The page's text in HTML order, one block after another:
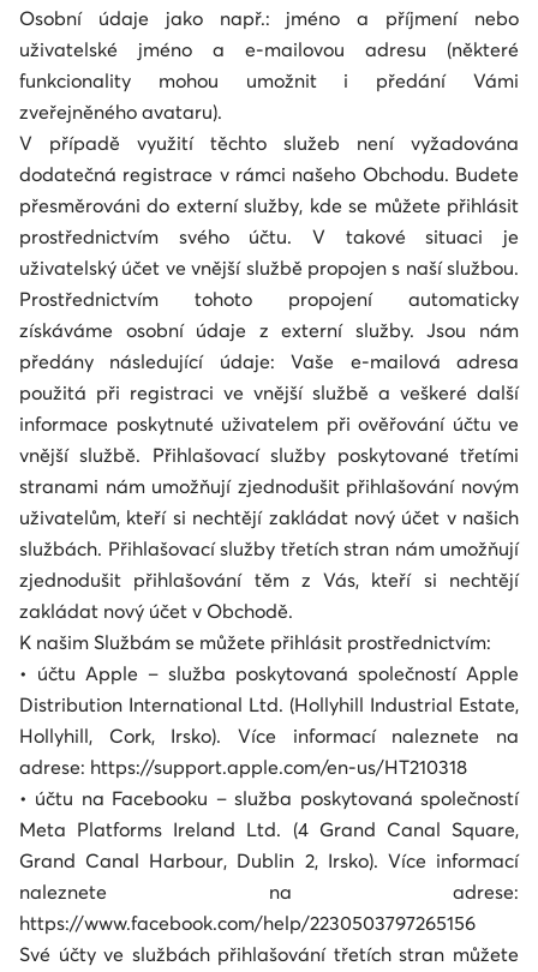
Osobní údaje jako např.: jméno a příjmení nebo
uživatelské jméno a e-mailovou adresu (některé
funkcionality mohou umožnit i předání Vámi
zveřejněného avataru).
V případě využití těchto služeb není vyžadována
dodatečná registrace v rámci našeho Obchodu. Budete
přesměrováni do externí služby, kde se můžete přihlásit
prostřednictvím svého účtu. V takové situaci je
uživatelský účet ve vnější službě propojen s naší službou.
Prostřednictvím tohoto propojení automaticky
získáváme osobní údaje z externí služby. Jsou nám
předány následující údaje: Vaše e-mailová adresa
použitá při registraci ve vnější službě a veškeré další
informace poskytnuté uživatelem při ověřování účtu ve
vnější službě. Přihlašovací služby poskytované třetími
stranami nám umožňují zjednodušit přihlašování novým
uživatelům, kteří si nechtějí zakládat nový účet v našich
službách. Přihlašovací služby třetích stran nám umožňují
zjednodušit přihlašování těm z Vás, kteří si nechtějí
zakládat nový účet v Obchodě.
K našim Službám se můžete přihlásit prostřednictvím:
• účtu Apple – služba poskytovaná společností Apple
Distribution International Ltd. (Hollyhill Industrial Estate,
Hollyhill, Cork, Irsko). Více informací naleznete na
adrese: https://support.apple.com/en-us/HT210318
• účtu na Facebooku – služba poskytovaná společností
Meta Platforms Ireland Ltd. (4 Grand Canal Square,
Grand Canal Harbour, Dublin 2, Irsko). Více informací
naleznete na adrese:
https://www.facebook.com/help/2230503797265156
Své účty ve službách přihlašování třetích stran můžete